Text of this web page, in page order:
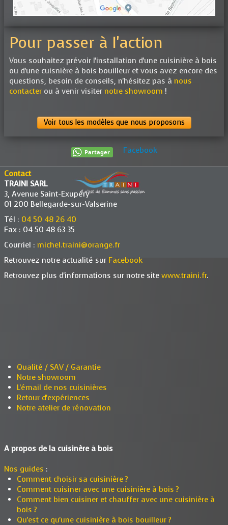
Pour passer à l'action
Vous souhaitez prévoir l'installation d'une cuisinière à bois
ou d'une cuisnière à bois bouilleur et vous avez encore des
questions, besoin de conseils, n'hésitez pas à nous
contacter ou à venir visiter notre showroom !
Voir tous les modèles que nous proposons
Partager Facebook
Contact
TRAINI SARL
3, Avenue Saint-Exupéry
01 200 Bellegarde-sur-Valserine
Tél : 04 50 48 26 40
Fax : 04 50 48 63 35
Courriel : michel.traini@orange.fr
Retrouvez notre actualité sur Facebook
Retrouvez plus d'informations sur notre site www.traini.fr.
Qualité / SAV / Garantie
Notre showroom
L'émail de nos cuisinières
Retour d'expériences
Notre atelier de rénovation
A propos de la cuisinère à bois
Nos guides :
Comment choisir sa cuisinière ?
Comment cuisiner avec une cuisinière à bois ?
Comment bien cuisiner et chauffer avec une cuisinière à
bois ?
Qu'est ce qu'une cuisinière à bois bouilleur ?